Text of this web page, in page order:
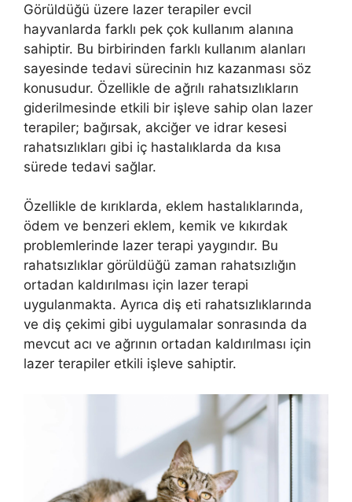
Görüldüğü üzere lazer terapiler evcil
hayvanlarda farklı pek çok kullanım alanına
sahiptir. Bu birbirinden farklı kullanım alanları
sayesinde tedavi sürecinin hız kazanması söz
konusudur. Özellikle de ağrılı rahatsızlıkların
giderilmesinde etkili bir işleve sahip olan lazer
terapiler; bağırsak, akciğer ve idrar kesesi
rahatsızlıkları gibi iç hastalıklarda da kısa
sürede tedavi sağlar.
Özellikle de kırıklarda, eklem hastalıklarında,
ödem ve benzeri eklem, kemik ve kıkırdak
problemlerinde lazer terapi yaygındır. Bu
rahatsızlıklar görüldüğü zaman rahatsızlığın
ortadan kaldırılması için lazer terapi
uygulanmakta. Ayrıca diş eti rahatsızlıklarında
ve diş çekimi gibi uygulamalar sonrasında da
mevcut acı ve ağrının ortadan kaldırılması için
lazer terapiler etkili işleve sahiptir.